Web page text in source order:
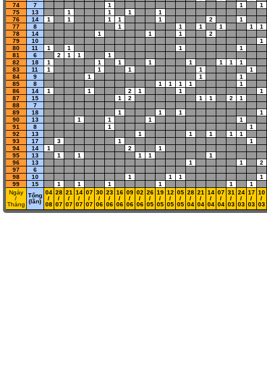
74
7 1 1
1
75
13 1 1 1
1
76
14 1 1 1 1 1 2
1
77
8 1 1 1 1 1
1
78
14 1 1 1
2
79
10
1
80
11 1 1 1
1
81
6 2 1 1
1
82
18 1 1 1 1 1 1 1
1
83
11 1 1 1 1
1
84
9 1 1
1
85
8 1 1 1 1
1
86
14 1 1 2 1 1
1
87
15 1 2 1 1 2
1
88
7
89
18 1 1 1
1
90
13 1 1 1
1
91
8 1
1
92
13 1 1 1 1
1
93
17 3 1
1
94
14 1 2
1
95
13 1 1 1 1
1
96
13 1 1
2
97
6
98
10 1 1 1
1
99
15 1 1 1 1 1
1
Ngày
/
Tháng
Tổng
(lần)
04
/
08
28
/
07
21
/
07
14
/
07
07
/
07
30
/
06
23
/
06
16
/
06
09
/
06
02
/
06
26
/
05
19
/
05
12
/
05
05
/
05
28
/
04
21
/
04
14
/
04
07
/
04
31
/
03
24
/
03
17
/
03
10
/
03